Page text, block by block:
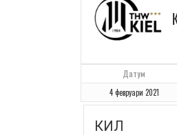
Датум
4 февруари 2021
КИЛ